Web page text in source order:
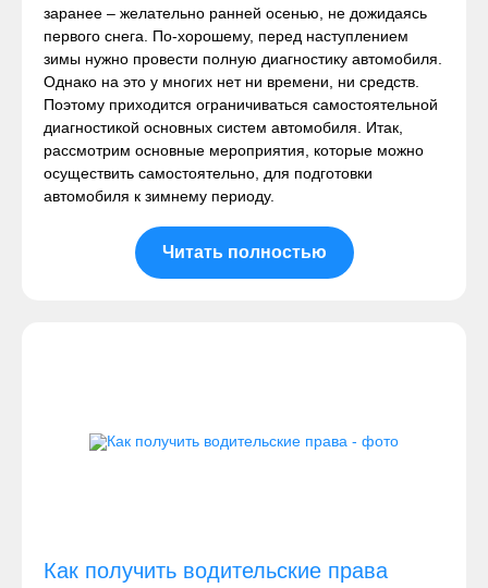
заранее – желательно ранней осенью, не дожидаясь
первого снега. По-хорошему, перед наступлением
зимы нужно провести полную диагностику автомобиля.
Однако на это у многих нет ни времени, ни средств.
Поэтому приходится ограничиваться самостоятельной
диагностикой основных систем автомобиля. Итак,
рассмотрим основные мероприятия, которые можно
осуществить самостоятельно, для подготовки
автомобиля к зимнему периоду.
Читать полностью
Как получить водительские права